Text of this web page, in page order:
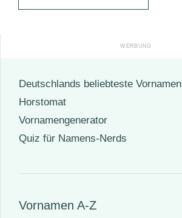
Deutschlands beliebteste Vornamen
Horstomat
Vornamengenerator
Quiz für Namens-Nerds
Vornamen A-Z